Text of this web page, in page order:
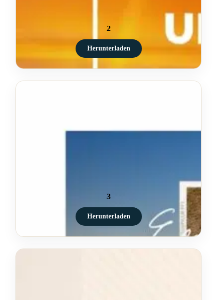
2
Herunterladen
3
Herunterladen